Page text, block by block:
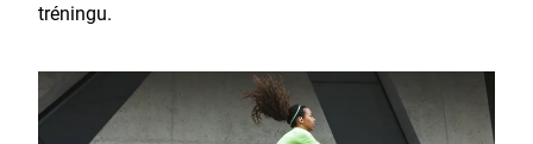
tréningu.